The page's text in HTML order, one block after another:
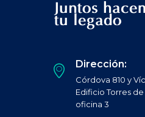
Juntos
tu legado
Dirección:
Córdova 810 y
Edificio Torres
oficina 3